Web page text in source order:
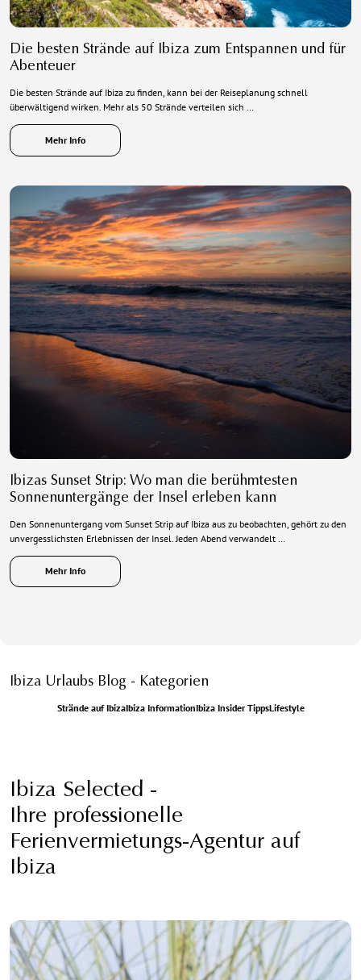
Die besten Strände auf Ibiza zum Entspannen und für
Abenteuer
Die besten Strände auf Ibiza zu finden, kann bei der Reiseplanung schnell
überwältigend wirken. Mehr als 50 Strände verteilen sich …
Mehr Info
Ibizas Sunset Strip: Wo man die berühmtesten
Sonnenuntergänge der Insel erleben kann
Den Sonnenuntergang vom Sunset Strip auf Ibiza aus zu beobachten, gehört zu den
unvergesslichsten Erlebnissen der Insel. Jeden Abend verwandelt …
Mehr Info
Ibiza Urlaubs Blog - Kategorien
Strände auf IbizaIbiza InformationIbiza Insider TippsLifestyle
Ibiza Selected -
Ihre professionelle
Ferienvermietungs-Agentur auf
Ibiza